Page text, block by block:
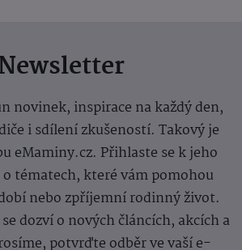
novinek, inspirace na každý den,
i sdílení zkušeností. Takový je
eMaminy.cz. Přihlaste se k jeho
tématech, které vám pomohou
nebo zpříjemní rodinný život.
dozví o nových článcích, akcích a
potvrďte odběr ve vaší e-